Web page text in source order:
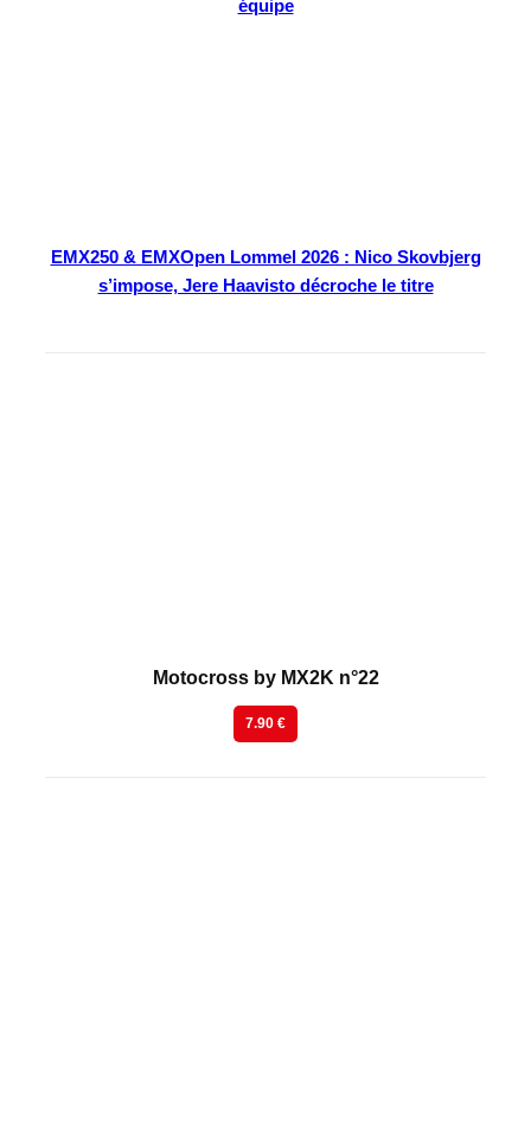
équipe
EMX250 & EMXOpen Lommel 2026 : Nico Skovbjerg
s’impose, Jere Haavisto décroche le titre
Motocross by MX2K n°22
7.90 €